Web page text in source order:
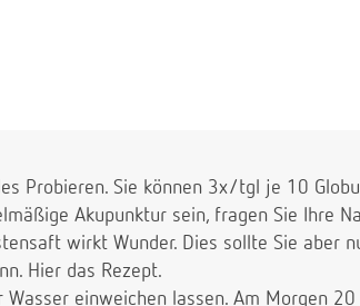
Probieren. Sie können 3x/tgl je 10
Akupunktur sein, fragen Sie Ihre
wirkt Wunder. Dies sollte Sie aber
Hier das Rezept.
einweichen lassen. Am Morgen 20